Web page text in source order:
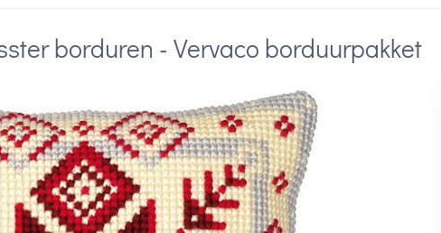
borduren - Vervaco borduurpakket